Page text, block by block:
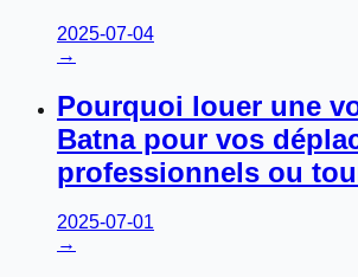
2025-07-04
→
Pourquoi louer une
Batna pour vos
professionnels ou
2025-07-01
→